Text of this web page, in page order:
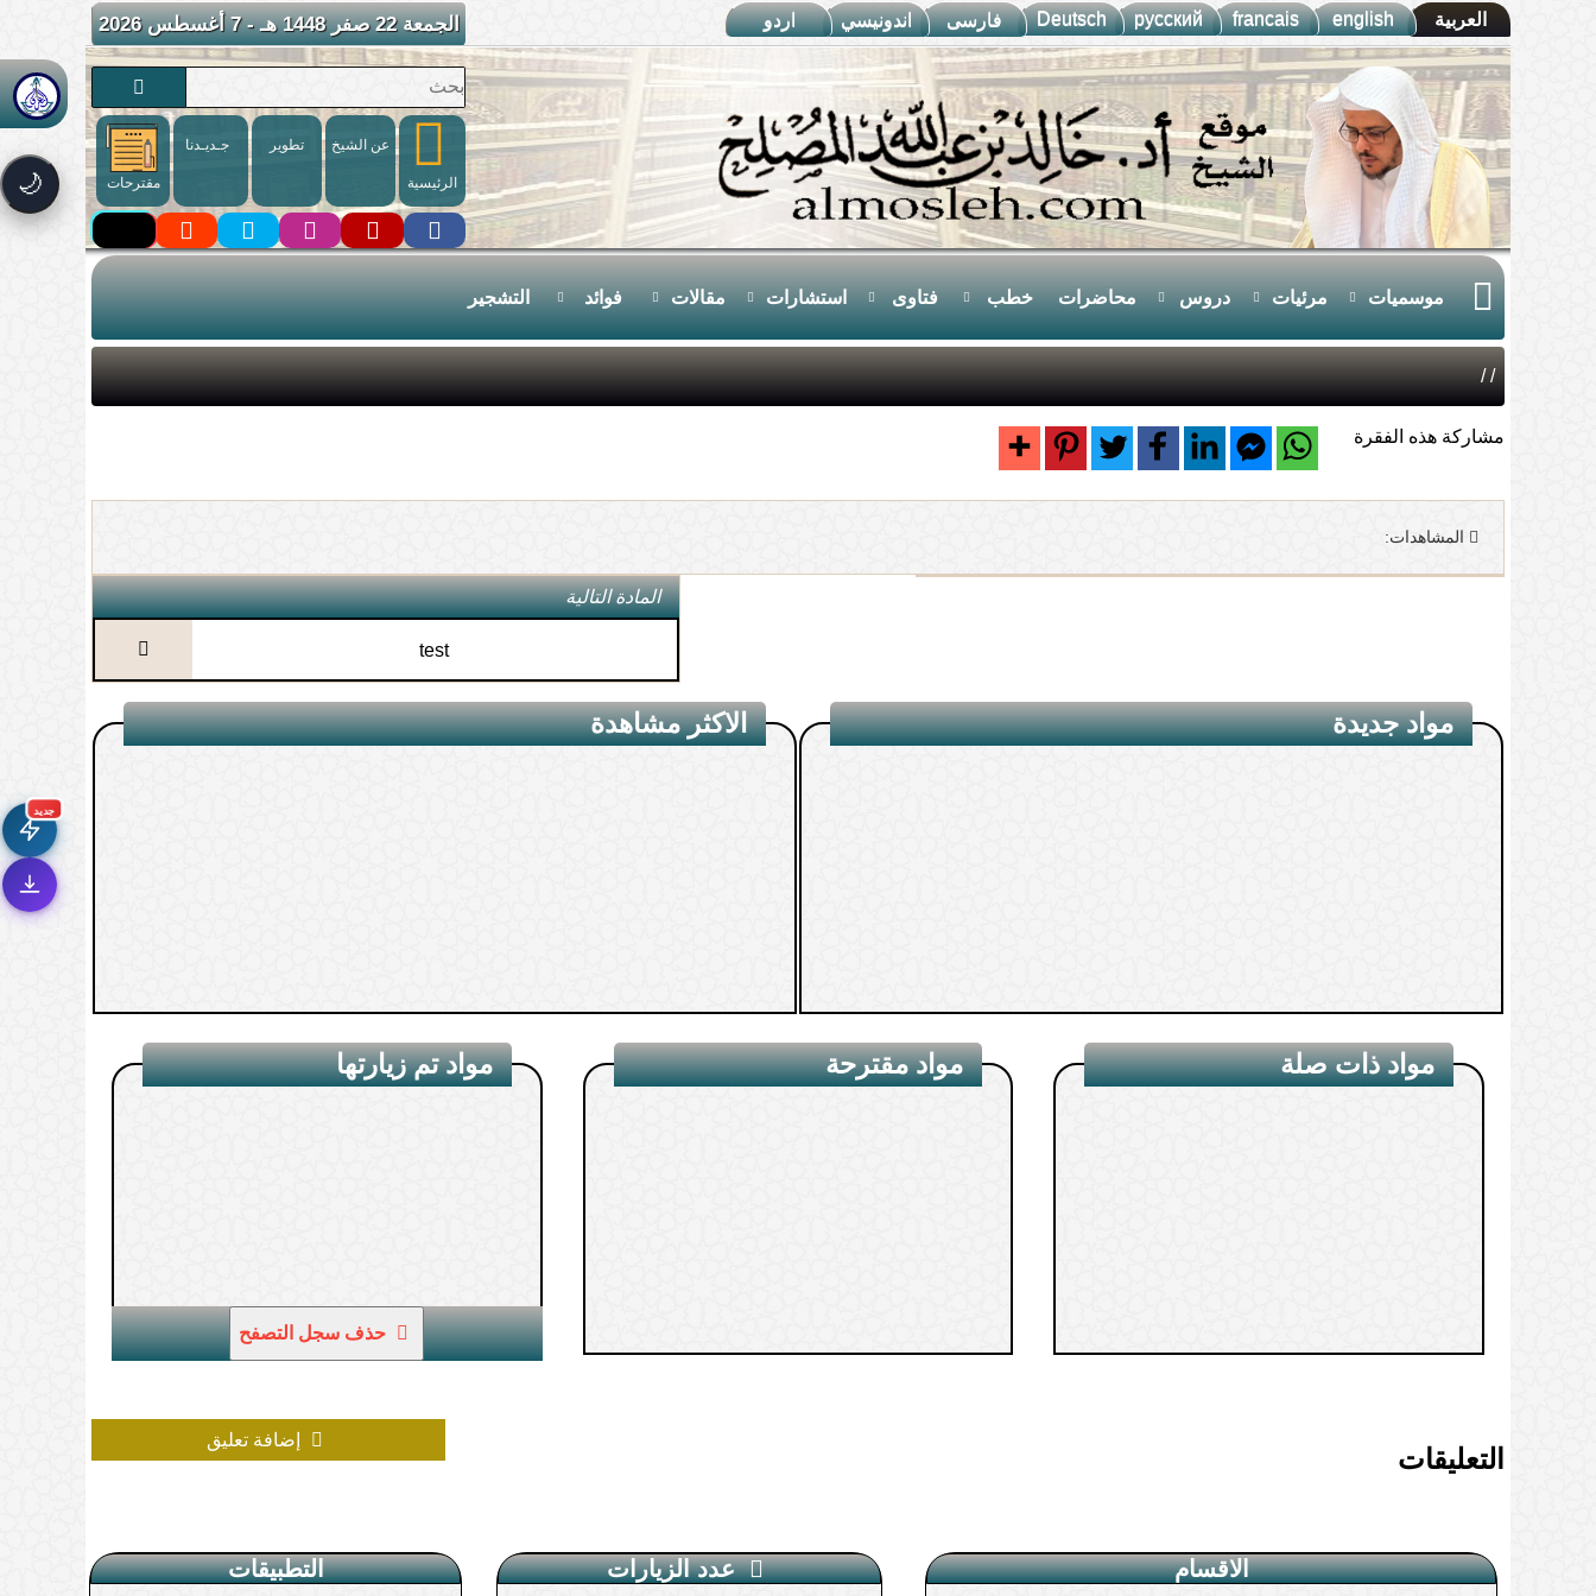
العربية english
francais
русский
Deutsch فارسى اندونيسي اردو الجمعة 22 صفر 1448 هـ - 7 أغسطس 2026
🌙
جديد
🚀جديد الموقع!
تعرف على أحدث المميزات
الرئيسية
عن الشيخ تطوير جـديـدنا
مقترحات
موسميات مرئيات دروس محاضرات خطب فتاوى استشارات مقالات فوائد التشجير
/
/
مشاركة هذه الفقرة
المشاهدات:
المادة التالية
test
مواد جديدة الاكثر مشاهدة
مواد ذات صلة مواد مقترحة مواد تم زيارتها
1. حذف سجل التصفح
التعليقات
إضافة تعليق
الاقسام عدد الزيارات التطبيقات